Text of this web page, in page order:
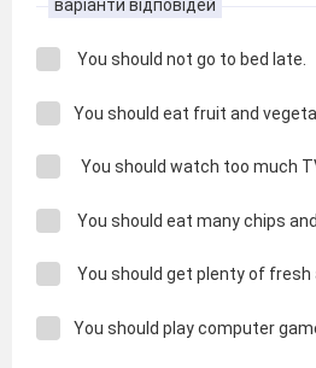
варіанти відповідей
You should not go to bed late.
You should eat fruit and
You should watch too much
You should eat many chips
You should get plenty of fresh
You should play computer